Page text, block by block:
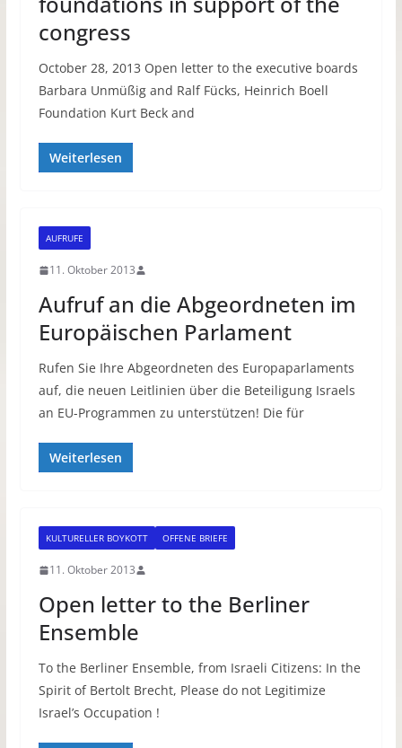
congress
October 28, 2013 Open letter to the executive boards
Barbara Unmüßig and Ralf Fücks, Heinrich Boell
Foundation Kurt Beck and
Weiterlesen
AUFRUFE
11. Oktober 2013
Aufruf an die Abgeordneten im
Europäischen Parlament
Rufen Sie Ihre Abgeordneten des Europaparlaments
auf, die neuen Leitlinien über die Beteiligung Israels
an EU-Programmen zu unterstützen! Die für
Weiterlesen
KULTURELLER BOYKOTT OFFENE BRIEFE
11. Oktober 2013
Open letter to the Berliner
Ensemble
To the Berliner Ensemble, from Israeli Citizens: In the
Spirit of Bertolt Brecht, Please do not Legitimize
Israel’s Occupation !